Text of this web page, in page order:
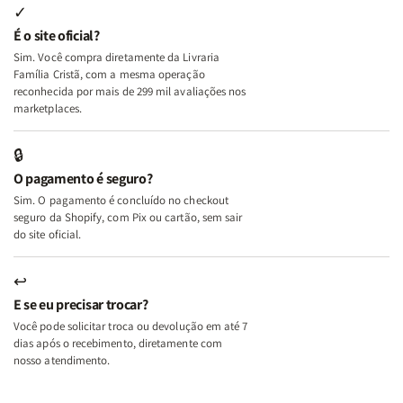
e
Deus
+
A
Mulher
Lar
+
A
Lar
✓
É o site oficial?
Sim. Você compra diretamente da Livraria
Família Cristã, com a mesma operação
reconhecida por mais de 299 mil avaliações nos
marketplaces.
🔒
O pagamento é seguro?
Sim. O pagamento é concluído no checkout
seguro da Shopify, com Pix ou cartão, sem sair
do site oficial.
↩
E se eu precisar trocar?
Você pode solicitar troca ou devolução em até 7
dias após o recebimento, diretamente com
nosso atendimento.